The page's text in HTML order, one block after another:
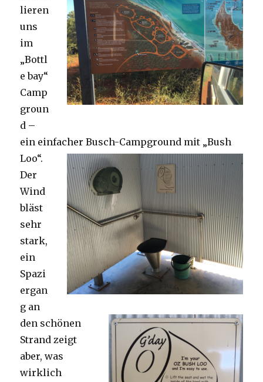
lieren
uns
im
„Bottl
e bay“
Camp
groun
d –
ein einfacher Busch-Campground mit „Bush
Loo“.
Der
Wind
bläst
sehr
stark,
ein
Spazi
ergan
g an
den schönen
Strand zeigt
aber, was
wirklich